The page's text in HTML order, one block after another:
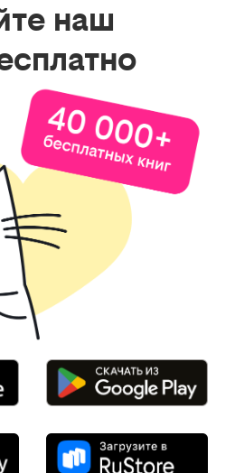
наш